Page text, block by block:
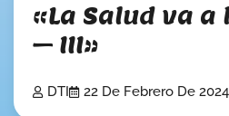
«La Salud va a
– III»
DTI 22 De Febrero De 2024